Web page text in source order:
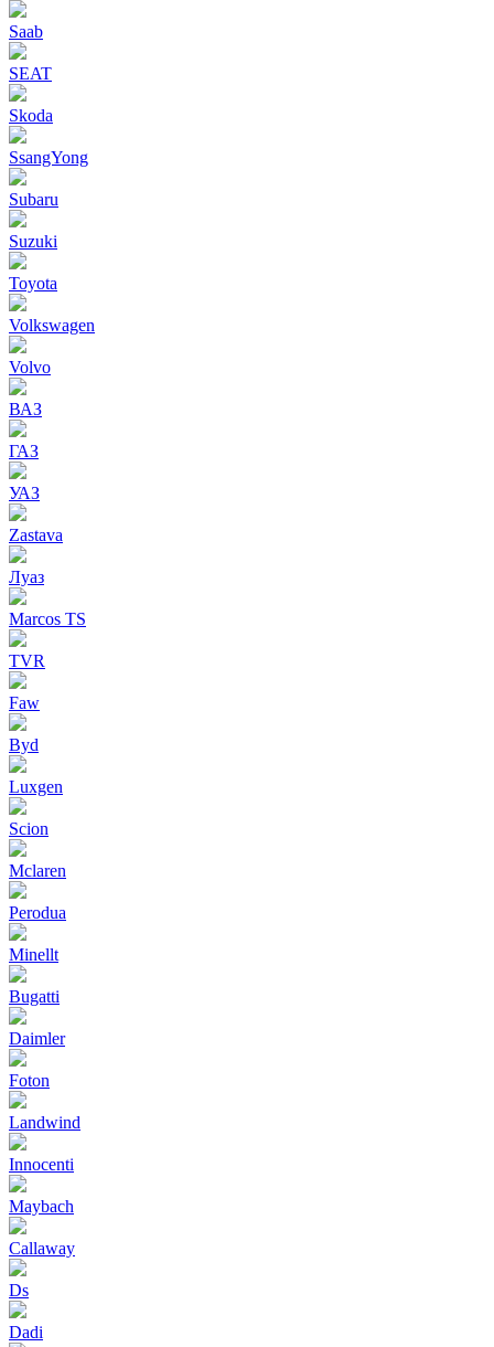
Saab
SEAT
Skoda
SsangYong
Subaru
Suzuki
Toyota
Volkswagen
Volvo
ВАЗ
ГАЗ
УАЗ
Zastava
Луаз
Marcos TS
TVR
Faw
Byd
Luxgen
Scion
Mclaren
Perodua
Minellt
Bugatti
Daimler
Foton
Landwind
Innocenti
Maybach
Callaway
Ds
Dadi